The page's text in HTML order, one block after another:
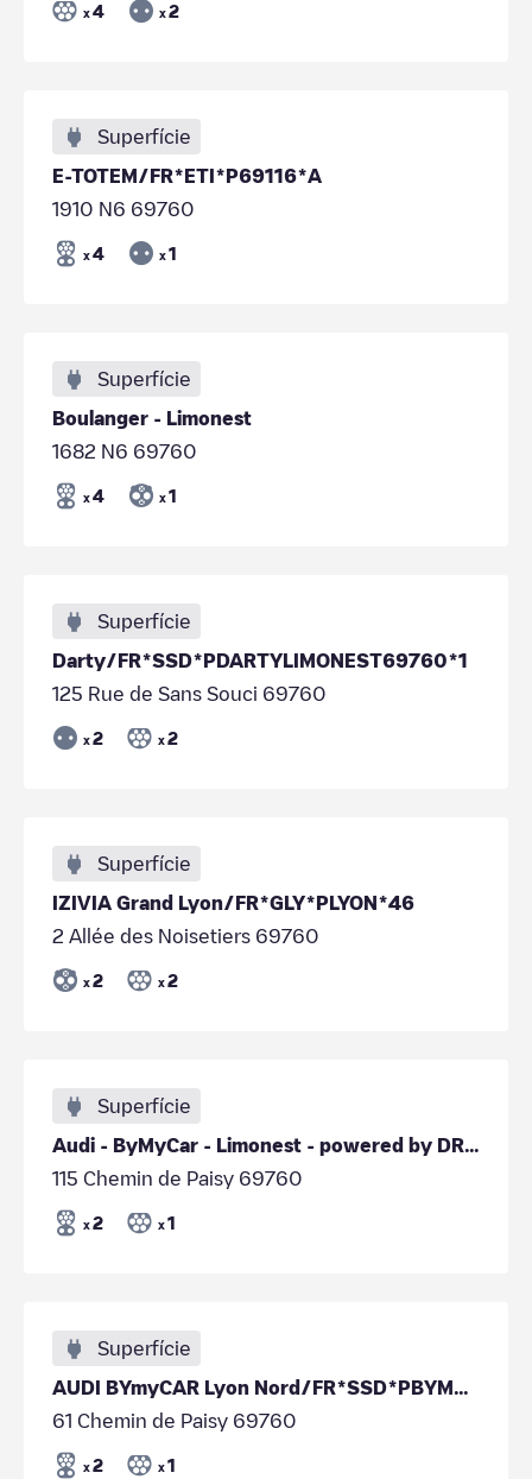
x 4 x 2
Superfície
E-TOTEM/FR*ETI*P69116*A
1910 N6 69760
x 4 x 1
Superfície
Boulanger - Limonest
1682 N6 69760
x 4 x 1
Superfície
Darty/FR*SSD*PDARTYLIMONEST69760*1
125 Rue de Sans Souci 69760
x 2 x 2
Superfície
IZIVIA Grand Lyon/FR*GLY*PLYON*46
2 Allée des Noisetiers 69760
x 2 x 2
Superfície
Audi - ByMyCar - Limonest - powered by DRIVECO
115 Chemin de Paisy 69760
x 2 x 1
Superfície
AUDI BYmyCAR Lyon Nord/FR*SSD*PBYMYCARAUDI69760*1
61 Chemin de Paisy 69760
x 2 x 1